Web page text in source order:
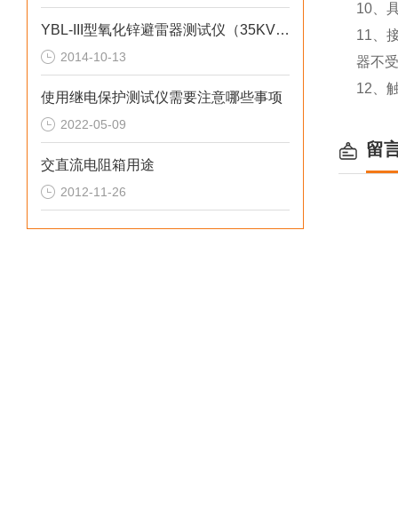
YBL-III型氧化锌避雷器测试仪（35KV）说明书
2014-10-13
使用继电保护测试仪需要注意哪些事项
2022-05-09
交直流电阻箱用途
2012-11-26
10、
11、
器不
12、
留